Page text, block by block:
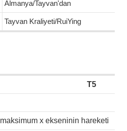
Almanya/Tayvan'dan
Tayvan Kraliyeti/RuiYing
T5
maksimum x ekseninin hareketi